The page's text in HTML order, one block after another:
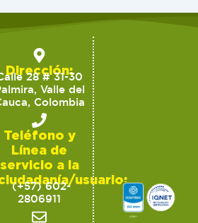
Dirección:
28 # 31-30
Valle del
Colombia
Teléfono y
Línea de
servicio a la
usuario:
(+57) 602-
2806911